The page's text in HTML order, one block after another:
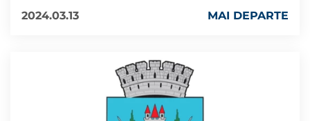
2024.03.13
MAI DEPARTE